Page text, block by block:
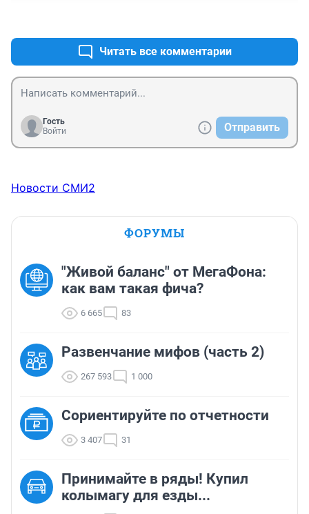
Читать все комментарии
Гость
Войти
Отправить
Новости СМИ2
ФОРУМЫ
"Живой баланс" от МегаФона:
как вам такая фича?
6 665 83
Развенчание мифов (часть 2)
267 593 1 000
Сориентируйте по отчетности
3 407 31
Принимайте в ряды! Купил
колымагу для езды...